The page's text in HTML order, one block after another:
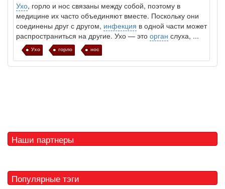
Ухо, горло и нос связаны между собой, поэтому в
медицине их часто объединяют вместе. Поскольку они
соединены друг с другом, инфекция в одной части может
распространиться на другие. Ухо — это орган слуха, ...
Ухо горло нос
Наши партнеры
Популярные тэги